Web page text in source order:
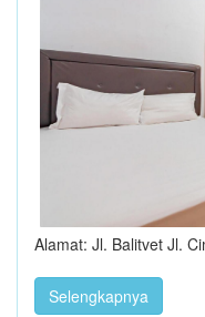
Alamat: Jl. Balitvet Jl.
Selengkapnya